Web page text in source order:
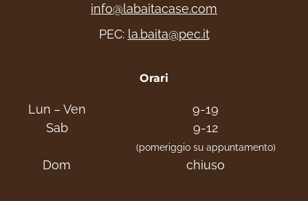
info@labaitacase.com
PEC: la.baita@pec.it
Orari
Lun – Ven
9-19
Sab
9-12
(pomeriggio su appuntamento)
Dom chiuso